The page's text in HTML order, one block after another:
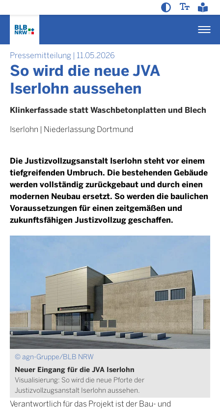
Pressemitteilung | 11.05.2026
So wird die neue JVA
Iserlohn aussehen
Klinkerfassade statt Waschbetonplatten und Blech
Iserlohn | Niederlassung Dortmund
Die Justizvollzugsanstalt Iserlohn steht vor einem
tiefgreifenden Umbruch. Die bestehenden Gebäude
werden vollständig zurückgebaut und durch einen
modernen Neubau ersetzt. So werden die baulichen
Voraussetzungen für einen zeitgemäßen und
zukunftsfähigen Justizvollzug geschaffen.
© agn-Gruppe/BLB NRW
Neuer Eingang für die JVA Iserlohn
Visualisierung: So wird die neue Pforte der
Justizvollzugsanstalt Iserlohn aussehen.
Verantwortlich für das Projekt ist der Bau- und